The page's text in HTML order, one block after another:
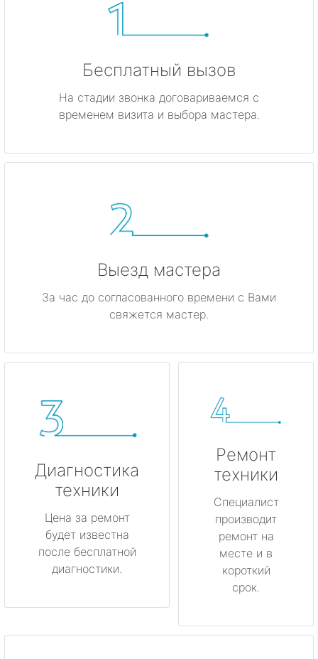
Бесплатный вызов
На стадии звонка договариваемся с
временем визита и выбора мастера.
Выезд мастера
За час до согласованного времени с Вами
свяжется мастер.
Диагностика
техники
Цена за ремонт
будет известна
после бесплатной
диагностики.
Ремонт
техники
Специалист
производит
ремонт на
месте и в
короткий
срок.